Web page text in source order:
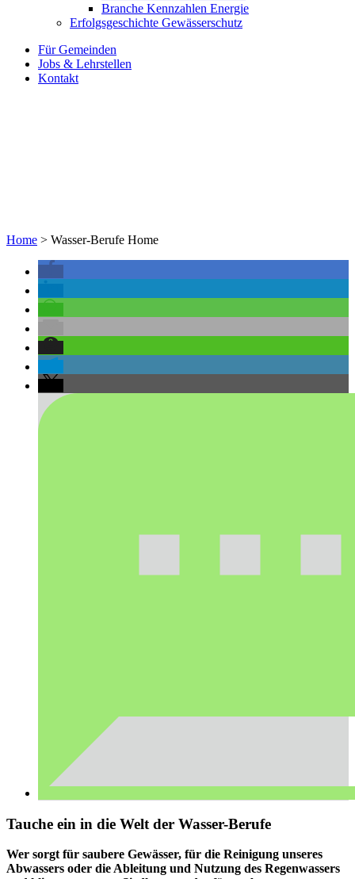
Branche Kennzahlen Energie
Erfolgsgeschichte Gewässerschutz
Für Gemeinden
Jobs & Lehrstellen
Kontakt
Home > Wasser-Berufe Home
Tauche ein in die Welt der Wasser-Berufe
Wer sorgt für saubere Gewässer, für die Reinigung unseres
Abwassers oder die Ableitung und Nutzung des Regenwassers